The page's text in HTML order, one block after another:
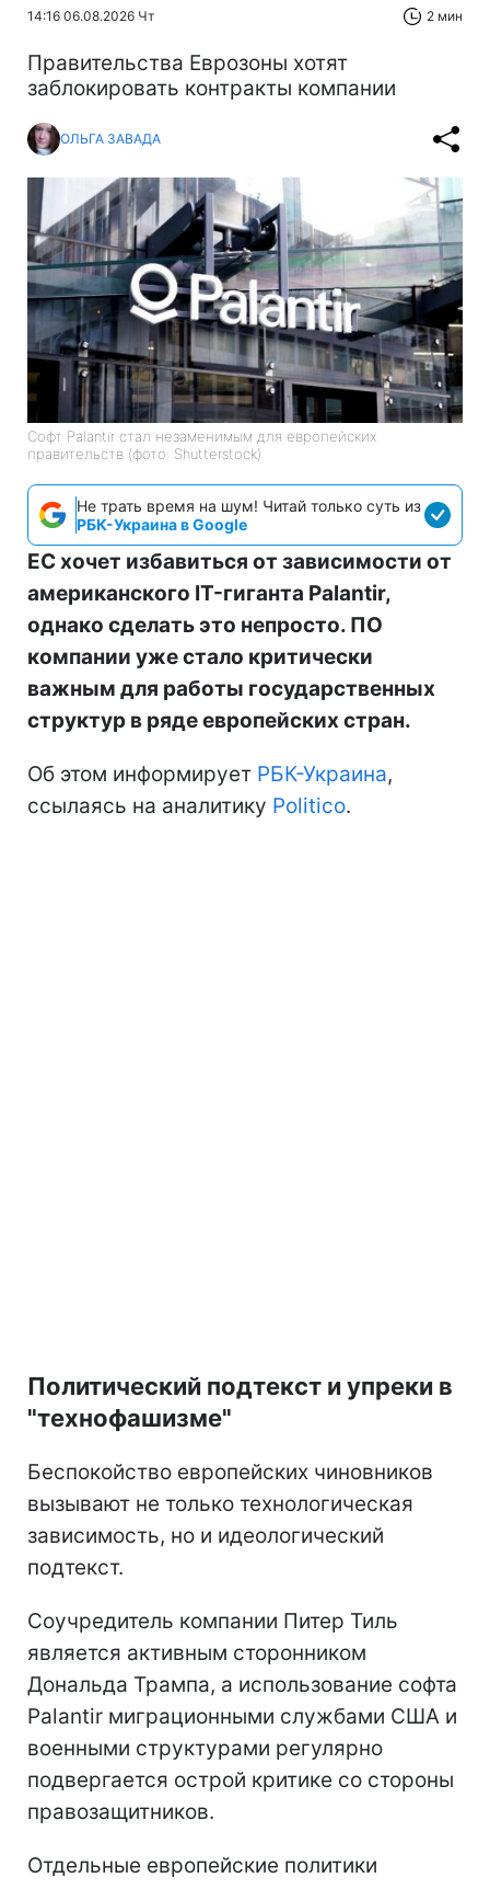
14:16 06.08.2026 Чт 2 мин
Правительства Еврозоны хотят
заблокировать контракты компании
ОЛЬГА ЗАВАДА
Софт Palantir стал незаменимым для европейских
правительств (фото: Shutterstock)
Не трать время на шум! Читай только суть из
РБК-Украина в Google
ЕС хочет избавиться от зависимости от
американского IT-гиганта Palantir,
однако сделать это непросто. ПО
компании уже стало критически
важным для работы государственных
структур в ряде европейских стран.
Об этом информирует РБК-Украина,
ссылаясь на аналитику Politico.
Политический подтекст и упреки в
"технофашизме"
Беспокойство европейских чиновников
вызывают не только технологическая
зависимость, но и идеологический
подтекст.
Соучредитель компании Питер Тиль
является активным сторонником
Дональда Трампа, а использование софта
Palantir миграционными службами США и
военными структурами регулярно
подвергается острой критике со стороны
правозащитников.
Отдельные европейские политики